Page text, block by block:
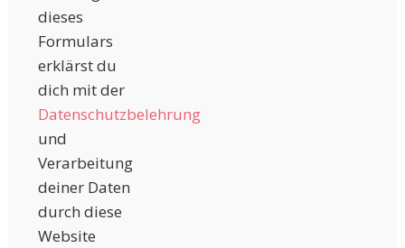
dieses
Formulars
erklärst du
dich mit der
Datenschutzbelehrung
und
Verarbeitung
deiner Daten
durch diese
Website